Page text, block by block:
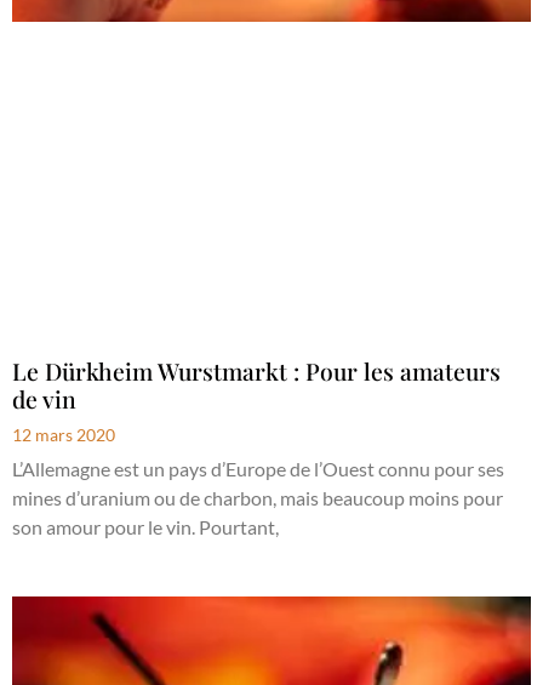
Le Dürkheim Wurstmarkt : Pour les amateurs
de vin
12 mars 2020
L’Allemagne est un pays d’Europe de l’Ouest connu pour ses
mines d’uranium ou de charbon, mais beaucoup moins pour
son amour pour le vin. Pourtant,